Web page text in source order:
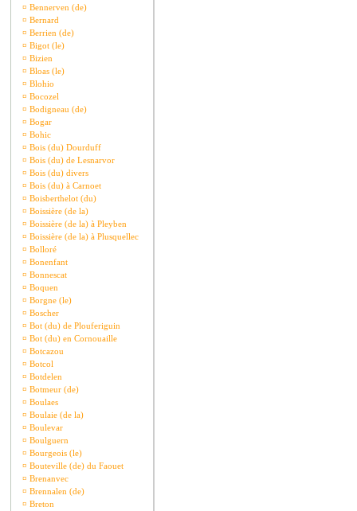
¤ Bennerven (de)
¤ Bernard
¤ Berrien (de)
¤ Bigot (le)
¤ Bizien
¤ Bloas (le)
¤ Blohio
¤ Bocozel
¤ Bodigneau (de)
¤ Bogar
¤ Bohic
¤ Bois (du) Dourduff
¤ Bois (du) de Lesnarvor
¤ Bois (du) divers
¤ Bois (du) à Carnoet
¤ Boisberthelot (du)
¤ Boissière (de la)
¤ Boissière (de la) à Pleyben
¤ Boissière (de la) à Plusquellec
¤ Bolloré
¤ Bonenfant
¤ Bonnescat
¤ Boquen
¤ Borgne (le)
¤ Boscher
¤ Bot (du) de Plouferiguin
¤ Bot (du) en Cornouaille
¤ Botcazou
¤ Botcol
¤ Botdelen
¤ Botmeur (de)
¤ Boulaes
¤ Boulaie (de la)
¤ Boulevar
¤ Boulguern
¤ Bourgeois (le)
¤ Bouteville (de) du Faouet
¤ Brenanvec
¤ Brennalen (de)
¤ Breton